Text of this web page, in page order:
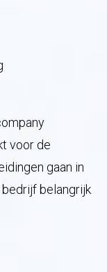
voor de
gaan in
belangrijk